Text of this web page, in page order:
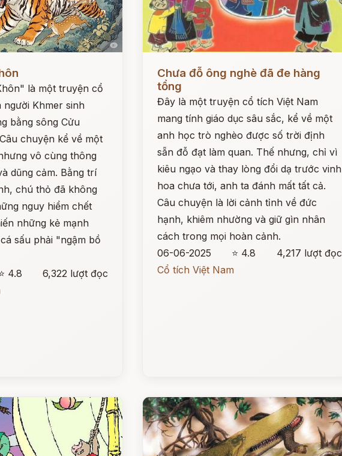
là một truyện cổ
người Khmer sinh
bằng sông Cửu
chuyện kể về một
vô cùng thông
dũng cảm. Bằng trí
chú thỏ đã không
nguy hiểm chết
những kẻ mạnh
sấu phải "ngậm bồ
4.8
6,322 lượt đọc
Chưa đỗ ông nghè đã đe hàng
tổng
Đây là một truyện cổ tích Việt Nam
mang tính giáo dục sâu sắc, kể về một
anh học trò nghèo được số trời định
sẵn đỗ đạt làm quan. Thế nhưng, chỉ vì
kiêu ngạo và thay lòng đổi dạ trước vinh
hoa chưa tới, anh ta đánh mất tất cả.
Câu chuyện là lời cảnh tỉnh về đức
hạnh, khiêm nhường và giữ gìn nhân
cách trong mọi hoàn cảnh.
06-06-2025
⭐ 4.8
4,217 lượt đọc
Cổ tích Việt Nam